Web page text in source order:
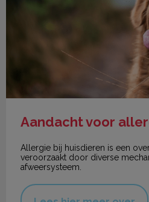
Aandacht voor
Allergie bij huisdieren is een
veroorzaakt door diverse
afweersysteem.